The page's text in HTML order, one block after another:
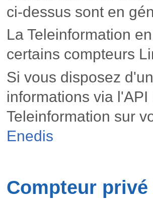
ci-dessus sont en
La Teleinformation
certains compteurs
Si vous disposez
informations via
Teleinformation sur
Enedis
Compteur privé